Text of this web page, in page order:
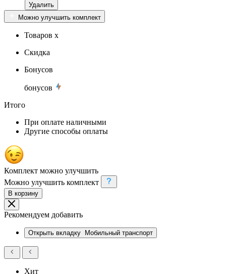
Удалить
Можно улучшить комплект
Товаров x
Скидка
Бонусов
бонусов
Итого
При оплате наличными
Другие способы оплаты
Комплект можно улучшить
Можно улучшить комплект
В корзину
Рекомендуем добавить
Открыть вкладку Мобильный транспорт
Хит